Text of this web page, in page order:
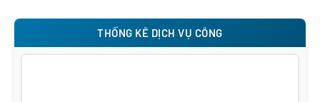
THỐNG KÊ DỊCH VỤ CÔNG